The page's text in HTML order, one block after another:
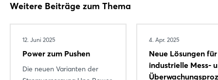
Weitere Beiträge zum Thema
12. Juni 2025
Power zum Pushen
Die neuen Varianten der
4. Apr. 2025
Neue Lösungen für
industrielle Mess-